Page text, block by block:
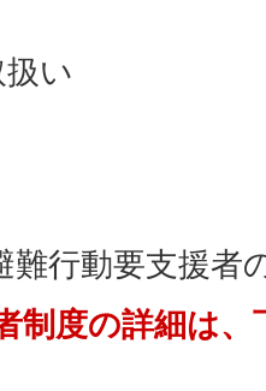
い
難行動要支援者
制度の詳細は